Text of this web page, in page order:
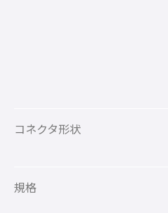
コネクタ形状
規格